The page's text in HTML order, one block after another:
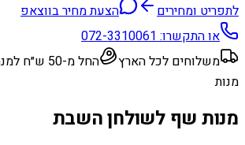
לתפריט ומחירים
הצעת מחיר בווצאפ
או התקשרו:072-3310061
משלוחים לכל הארץ
החל מ-50 ש״ח למנה
מנות
מנות שף לשולחן השבת